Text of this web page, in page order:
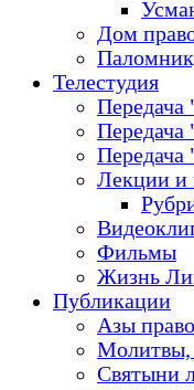
Дом
Телестудия
Передача
Передача
Передача
Лекции и
Фильмы
Жизнь
Публикации
Азы
Молитвы,
Святыни